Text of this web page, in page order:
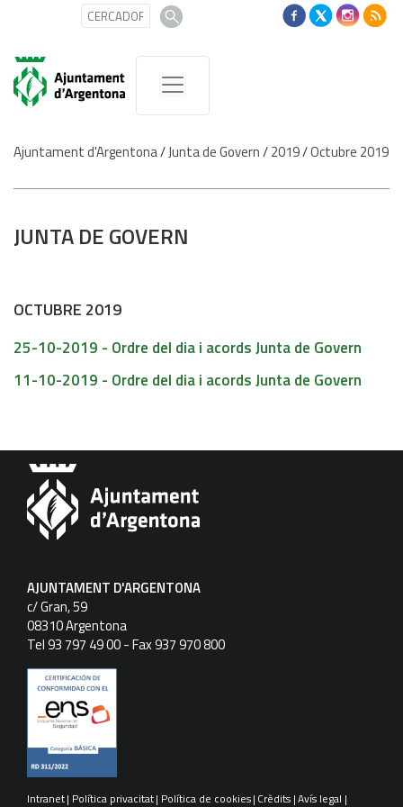
Ajuntament d'Argentona/Junta de Govern/2019/Octubre 2019
JUNTA DE GOVERN
OCTUBRE 2019
25-10-2019 - Ordre del dia i acords Junta de Govern
11-10-2019 - Ordre del dia i acords Junta de Govern
AJUNTAMENT D'ARGENTONA
c/ Gran, 59
08310 Argentona
Tel 93 797 49 00 - Fax 937 970 800
Intranet Política privacitat Política de cookies Crèdits Avís legal